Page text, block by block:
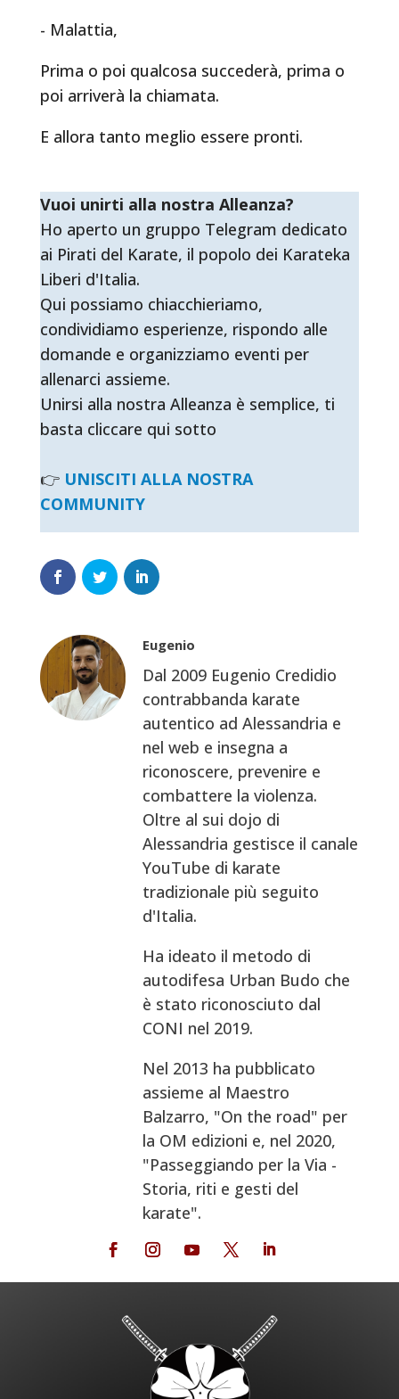
- Malattia,
Prima o poi qualcosa succederà, prima o
poi arriverà la chiamata.
E allora tanto meglio essere pronti.
Vuoi unirti alla nostra Alleanza?
Ho aperto un gruppo Telegram dedicato
ai Pirati del Karate, il popolo dei Karateka
Liberi d'Italia.
Qui possiamo chiacchieriamo,
condividiamo esperienze, rispondo alle
domande e organizziamo eventi per
allenarci assieme.
Unirsi alla nostra Alleanza è semplice, ti
basta cliccare qui sotto
👉 UNISCITI ALLA NOSTRA
COMMUNITY
Eugenio
Dal 2009 Eugenio Credidio
contrabbanda karate
autentico ad Alessandria e
nel web e insegna a
riconoscere, prevenire e
combattere la violenza.
Oltre al sui dojo di
Alessandria gestisce il canale
YouTube di karate
tradizionale più seguito
d'Italia.
Ha ideato il metodo di
autodifesa Urban Budo che
è stato riconosciuto dal
CONI nel 2019.
Nel 2013 ha pubblicato
assieme al Maestro
Balzarro, "On the road" per
la OM edizioni e, nel 2020,
"Passeggiando per la Via -
Storia, riti e gesti del
karate".